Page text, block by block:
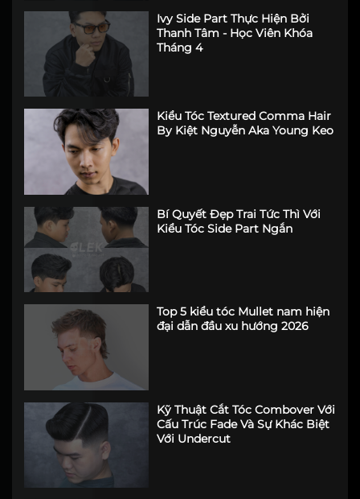
Ivy Side Part Thực Hiện Bởi
Thanh Tâm - Học Viên Khóa
Tháng 4
Kiểu Tóc Textured Comma Hair
By Kiệt Nguyễn Aka Young Keo
Bí Quyết Đẹp Trai Tức Thì Với
Kiểu Tóc Side Part Ngắn
Top 5 kiểu tóc Mullet nam hiện
đại dẫn đầu xu hướng 2026
Kỹ Thuật Cắt Tóc Combover Với
Cấu Trúc Fade Và Sự Khác Biệt
Với Undercut